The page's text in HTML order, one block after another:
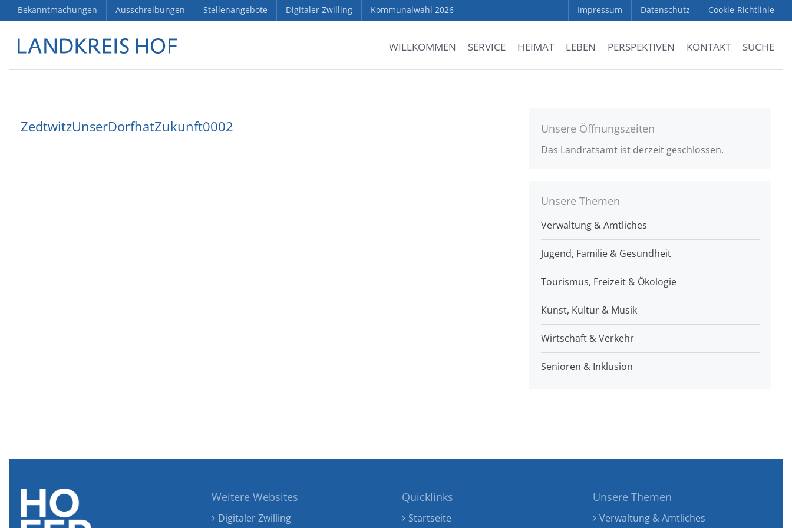
Bekanntmachungen Ausschreibungen Stellenangebote Digitaler Zwilling Kommunalwahl 2026 Impressum Datenschutz Cookie-Richtlinie
WILLKOMMEN SERVICE HEIMAT LEBEN PERSPEKTIVEN KONTAKT SUCHE
ZedtwitzUnserDorfhatZukunft0002 Unsere Öffnungszeiten
Das Landratsamt ist derzeit geschlossen.
Unsere Themen
Verwaltung & Amtliches
Jugend, Familie & Gesundheit
Tourismus, Freizeit & Ökologie
Kunst, Kultur & Musik
Wirtschaft & Verkehr
Senioren & Inklusion
Weitere Websites
Digitaler Zwilling
Quicklinks
Startseite
Unsere Themen
Verwaltung & Amtliches